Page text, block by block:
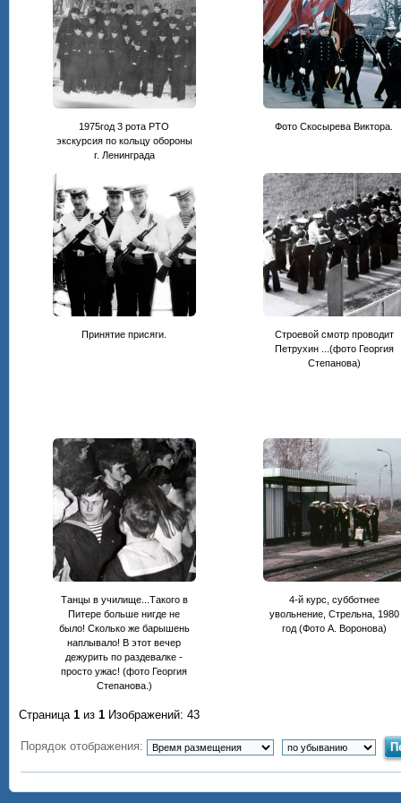
1975год 3 рота РТО
экскурсия по кольцу обороны
г. Ленинграда
Фото Скосырева Виктора.
Принятие присяги.
Строевой смотр проводит
Петрухин ...(фото Георгия
Степанова)
Танцы в училище...Такого в
Питере больше нигде не
было! Сколько же барышень
наплывало! В этот вечер
дежурить по раздевалке -
просто ужас! (фото Георгия
Степанова.)
4-й курс, субботнее
увольнение, Стрельна, 1980
год (Фото А. Воронова)
Страница 1 из 1 Изображений: 43
Порядок отображения: